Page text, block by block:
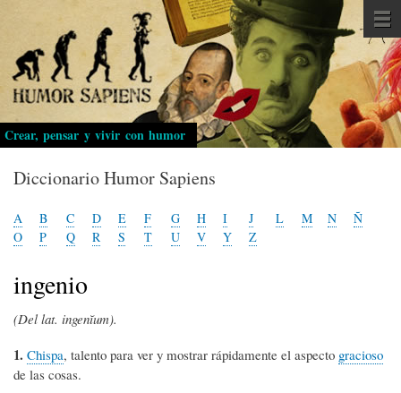
Pasar
al
contenido
principal
Crear, pensar y vivir con humor
Diccionario Humor Sapiens
A B C D E F G H I J L M N
Ñ
O
P Q R S T U V Y Z
ingenio
(Del lat. ingenĭum).
1. Chispa, talento para ver y mostrar rápidamente el aspecto gracioso
de las cosas.